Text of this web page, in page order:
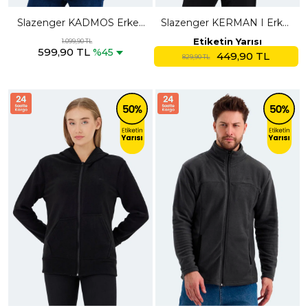
Slazenger KADMOS Erkek
Fermuarlı Dik Yaka Cepli
Haki Polar
1.099,90 TL
599,90 TL %45
Slazenger KERMAN I Erkek
Dik Yaka Fermuarlı Siyah
Polar
Etiketin Yarısı
829,90 TL 449,90 TL